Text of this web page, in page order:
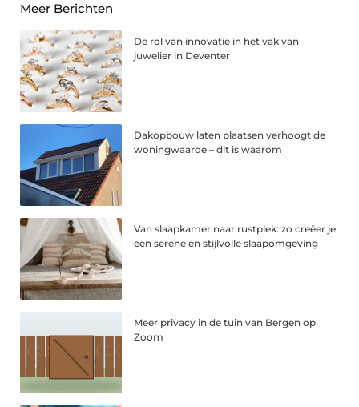
Meer Berichten
De rol van innovatie in het vak van
juwelier in Deventer
Dakopbouw laten plaatsen verhoogt de
woningwaarde – dit is waarom
Van slaapkamer naar rustplek: zo creëer je
een serene en stijlvolle slaapomgeving
Meer privacy in de tuin van Bergen op
Zoom